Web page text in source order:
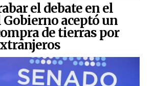
el debate en el
Gobierno aceptó un
de tierras por